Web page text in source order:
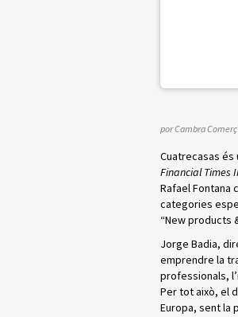
por Cambra
Cuatrecasas
Financial Times
Rafael Fontana
categories
“New products
Jorge Badia,
emprendre la
professionals,
Per tot això, el
Europa, sent la